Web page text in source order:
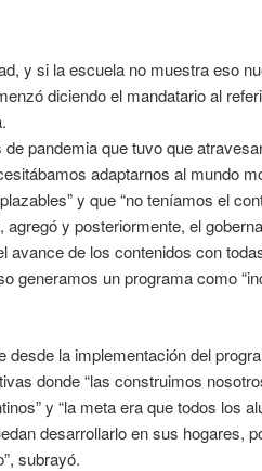
y si la escuela no muestra eso
diciendo el mandatario al
pandemia que tuvo que
adaptarnos al mundo
y que “no teníamos el
y posteriormente, el
avance de los contenidos con
generamos un programa como
la implementación del
donde “las construimos
y “la meta era que todos los
desarrollarlo en sus hogares,
subrayó.